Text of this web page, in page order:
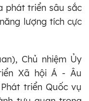
phát triển sâu sắc
lượng tích cực
Chủ nhiệm Ủy
Xã hội Á - Âu
triển Quốc vụ